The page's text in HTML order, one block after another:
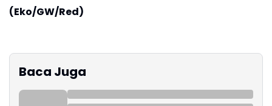
(Eko/GW/Red)
Baca Juga